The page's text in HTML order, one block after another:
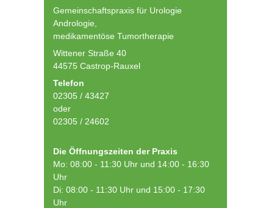
Gemeinschaftspraxis für Urologie
Andrologie,
medikamentöse Tumortherapie
Wittener Straße 40
44575 Castrop-Rauxel
Telefon
02305 / 43427
oder
02305 / 24602
Die Öffnungszeiten der Praxis
Mo: 08:00 - 11:30 Uhr und 14:00 - 16:30
Uhr
Di: 08:00 - 11:30 Uhr und 15:00 - 17:30
Uhr